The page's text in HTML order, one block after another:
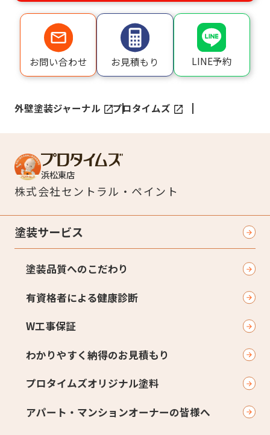
お問い合わせ お見積もり LINE予約
外壁塗装ジャーナル プロタイムズ
浜松東店
株式会社セントラル・ペイント
塗装サービス
塗装品質へのこだわり
有資格者による健康診断
W工事保証
わかりやすく納得のお見積もり
プロタイムズオリジナル塗料
アパート・マンションオーナーの皆様へ